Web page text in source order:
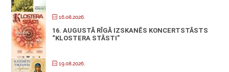
16.08.2026.
16. AUGUSTĀ RĪGĀ IZSKANĒS KONCERTSTĀSTS
“KLOSTERA STĀSTI”
19.08.2026.